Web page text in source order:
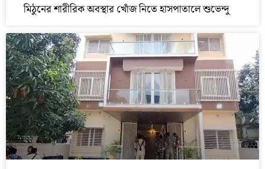
মিঠুনের শারীরিক অবস্থার খোঁজ নিতে হাসপাতালে শুভেন্দু